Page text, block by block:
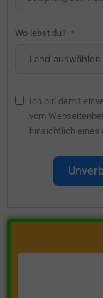
Wo lebst du?
Ich bin damit
vom
hinsichtlich eines